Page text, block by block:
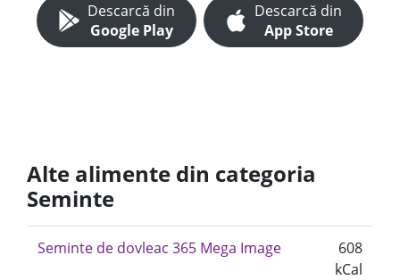
Descarcă din
Google Play
Descarcă din
App Store
Alte alimente din categoria
Seminte
Seminte de dovleac 365 Mega Image
608
kCal